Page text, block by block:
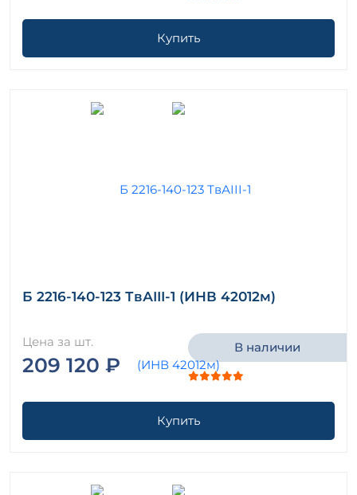
Купить
Б 2216-140-123 ТвАIII-1 (ИНВ 42012м)
Цена за шт.
209 120 ₽
В наличии
Купить